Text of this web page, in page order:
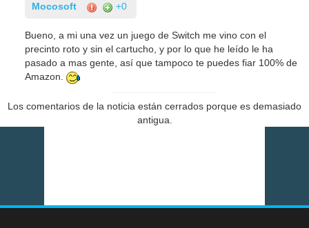
Mocosoft +0
Bueno, a mi una vez un juego de Switch me vino con el
precinto roto y sin el cartucho, y por lo que he leído le ha
pasado a mas gente, así que tampoco te puedes fiar 100% de
Amazon.
Los comentarios de la noticia están cerrados porque es demasiado
antigua.